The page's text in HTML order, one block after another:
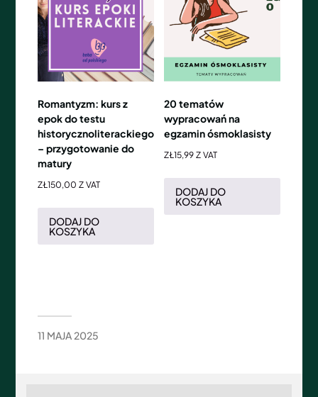
Romantyzm: kurs z
epok do testu
historycznoliterackiego
– przygotowanie do
matury
ZŁ150,00 Z VAT
DODAJ DO
KOSZYKA
20 tematów
wypracowań na
egzamin ósmoklasisty
ZŁ15,99 Z VAT
DODAJ DO
KOSZYKA
11 MAJA 2025